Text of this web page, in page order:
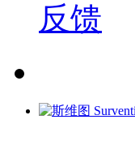
反馈